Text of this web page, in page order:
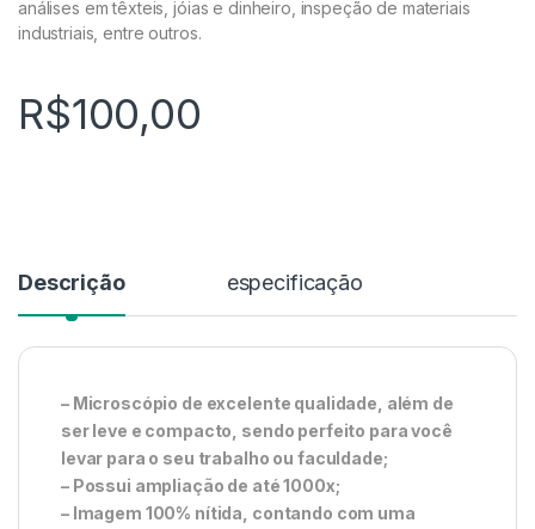
análises em têxteis, jóias e dinheiro, inspeção de materiais
industriais, entre outros.
R$100,00
Descrição especificação
– Microscópio de excelente qualidade, além de
ser leve e compacto, sendo perfeito para você
levar para o seu trabalho ou faculdade;
– Possui ampliação de até 1000x;
– Imagem 100% nítida, contando com uma